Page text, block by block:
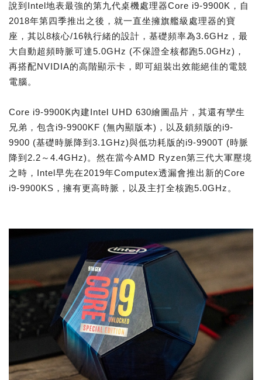
說到Intel地表最強的第九代桌機處理器Core i9-9900K，自
2018年第四季推出之後，就一直坐擁旗艦級處理器的寶
座，其以8核心/16執行緒的設計，基礎頻率為3.6GHz，最
大自動超頻時脈可達5.0GHz (不保證全核都跑5.0GHz)，
再搭配NVIDIA的高階顯示卡，即可組裝出效能絕佳的電競
電腦。
Core i9-9900K內建Intel UHD 630繪圖晶片，其還有孿生
兄弟，包含i9-9900KF (無內顯版本)，以及鎖頻版的i9-
9900 (基礎時脈降到3.1GHz)與低功耗版的i9-9900T (時脈
降到2.2～4.4GHz)。然在當今AMD Ryzen第三代大軍壓境
之時，Intel早先在2019年Computex透漏會推出新的Core
i9-9900KS，擁有更高時脈，以及主打全核跑5.0GHz。